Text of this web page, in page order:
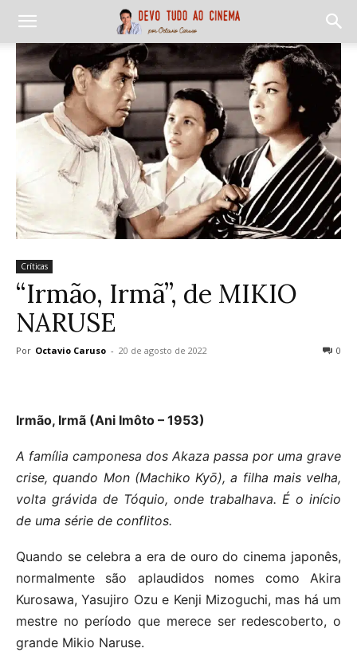
Críticas
“Irmão, Irmã”, de MIKIO
NARUSE
Por Octavio Caruso - 20 de agosto de 2022 0
Irmão, Irmã (Ani Imôto – 1953)
A família camponesa dos Akaza passa por uma grave
crise, quando Mon (Machiko Kyō), a filha mais velha,
volta grávida de Tóquio, onde trabalhava. É o início
de uma série de conflitos.
Quando se celebra a era de ouro do cinema japonês,
normalmente são aplaudidos nomes como Akira
Kurosawa, Yasujiro Ozu e Kenji Mizoguchi, mas há um
mestre no período que merece ser redescoberto, o
grande Mikio Naruse.